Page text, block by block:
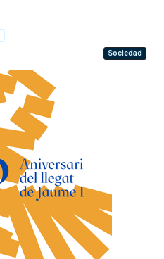
Sociedad